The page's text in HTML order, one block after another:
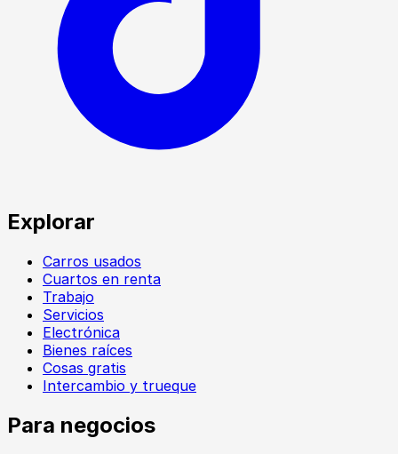
Explorar
Carros usados
Cuartos en renta
Trabajo
Servicios
Electrónica
Bienes raíces
Cosas gratis
Intercambio y trueque
Para negocios